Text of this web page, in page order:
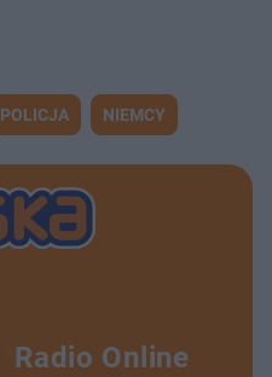
POLICJA NIEMCY
Radio Online